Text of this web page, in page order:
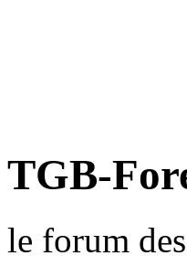
TGB-
le forum